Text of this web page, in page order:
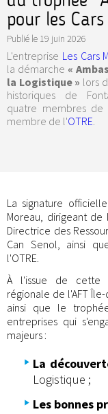
pour les
Publié le 19 juin 2026
L'entreprise Les Cars
la démarche «
la Logistique » lors
historiques de
quatre membres
membre de l'OTRE.
La signature
Moreau, dirigeant
Directrice des
Can Senol, ainsi
l'OTRE.
À l'issue de cette
régionale de l'AFT
ainsi que le
entreprises qui
majeurs :
La
Logistique ;
Les bonnes